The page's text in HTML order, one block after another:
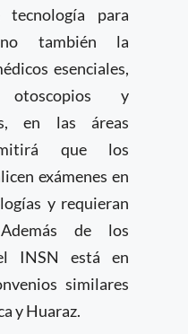
para
también la
esenciales,
otoscopios y
en las áreas
que los
exámenes en
y requieran
de los
INSN está en
similares
y Huaraz.